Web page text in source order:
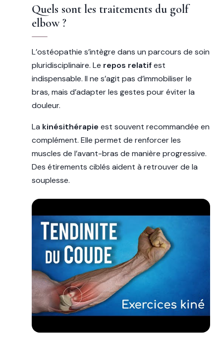
Quels sont les traitements du golf
elbow ?
L’ostéopathie s’intègre dans un parcours de soin
pluridisciplinaire. Le repos relatifest
indispensable. Il ne s’agit pas d’immobiliser le
bras, mais d’adapter les gestes pour éviter la
douleur.
La kinésithérapie est souvent recommandée en
complément. Elle permet de renforcer les
muscles de l’avant-bras de manière progressive.
Des étirements ciblés aident à retrouver de la
souplesse.